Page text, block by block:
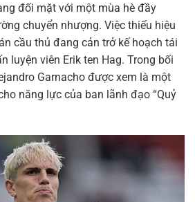
đối mặt với một mùa hè đầy
chuyển nhượng. Việc thiếu hiệu
cầu thủ đang cản trở kế hoạch tái
luyện viên Erik ten Hag. Trong bối
Garnacho được xem là một
năng lực của ban lãnh đạo “Quỷ